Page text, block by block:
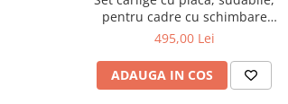
pentru cadre cu schimbare
rapida Euro-Norm cupa/[...]
495,00 Lei
ADAUGA IN COS